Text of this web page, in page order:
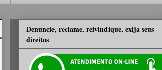
Denuncie, reclame, reivindique, exija seus
direitos